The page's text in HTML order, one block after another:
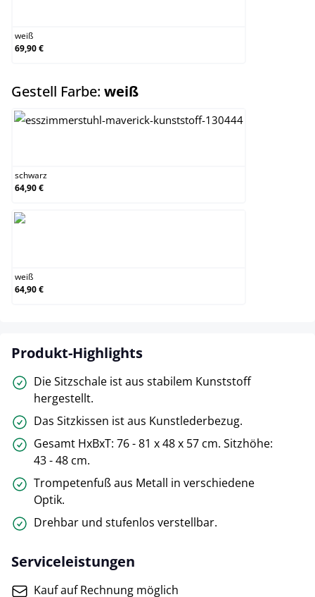
weiß
69,90 €
Gestell Farbe: weißauswählen
schwarz
64,90 €
weiß
64,90 €
Produkt-Highlights
Die Sitzschale ist aus stabilem Kunststoff
hergestellt.
Das Sitzkissen ist aus Kunstlederbezug.
Gesamt HxBxT: 76 - 81 x 48 x 57 cm. Sitzhöhe:
43 - 48 cm.
Trompetenfuß aus Metall in verschiedene
Optik.
Drehbar und stufenlos verstellbar.
Serviceleistungen
Kauf auf Rechnung möglich